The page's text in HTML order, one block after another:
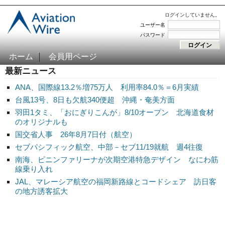
ログインしていません。
ユーザー名
パスワード
ホーム 会員用ページ
最新ニュース
ANA、国際線13.2％増75万人 利用率84.0％＝6月実績
台風13号、8日も欠航340便超 沖縄・奄美方面
羽田1タミ、「おにぎりこんが」8/10オープン 北海道食材
のオリジナルも
国交省人事 26年8月7日付（航空）
セブパシフィック航空、中部－セブ11/19就航 週4往復
南海、ピニンファリーナが次期空港特急デザイン なにわ筋
線乗り入れ
JAL、マレーシア航空の福岡新路線とコードシェア 訪日客
の地方誘客拡大